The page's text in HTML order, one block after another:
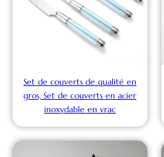
Set de couverts de qualité en
gros, Set de couverts en acier
inoxydable en vrac